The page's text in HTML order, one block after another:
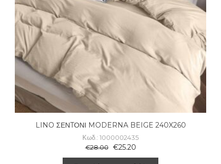
LINO ΣΕΝTΟΝΙ MODERNA BEIGE 240X260
Κωδ.: 1000002435
€28.00 €25.20